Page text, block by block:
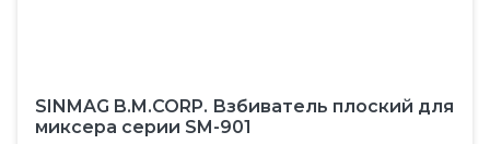
SINMAG B.M.CORP. Взбиватель плоский для
миксера серии SM-901